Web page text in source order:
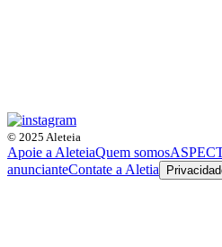
© 2025 Aleteia
Apoie a AleteiaQuem somos
anuncianteContate a Aletia